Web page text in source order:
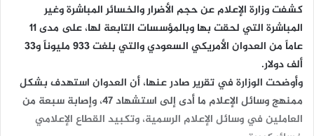
كشفت وزارة الإعلام عن حجم الأضرار والخسائر المباشرة وغير
المباشرة التي لحقت بها وبالمؤسسات التابعة لها، على مدى 11
عاماً من العدوان الأمريكي السعودي والتي بلغت 933 مليوناً و33
ألف دولار.
وأوضحت الوزارة في تقرير صادر عنها، أن العدوان استهدف بشكل
ممنهج وسائل الإعلام ما أدى إلى استشهاد 47، وإصابة سبعة من
العاملين في وسائل الإعلام الرسمية، وتكبيد القطاع الإعلامي